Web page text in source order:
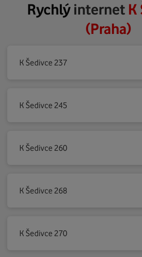
Rychlýinternet K
(Praha)
K Šedivce 237
K Šedivce 245
K Šedivce 260
K Šedivce 268
K Šedivce 270